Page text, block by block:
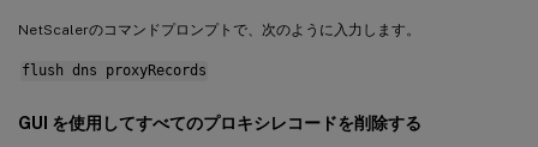
NetScalerのコマンドプロンプトで、次のように入力します。
flush dns proxyRecords
GUI を使用してすべてのプロキシレコードを削除する